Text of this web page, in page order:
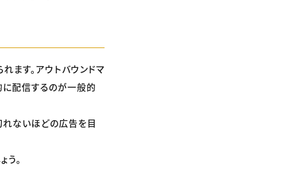
ます。アウトバウンドマ
に配信するのが一般的
れないほどの広告を目
。